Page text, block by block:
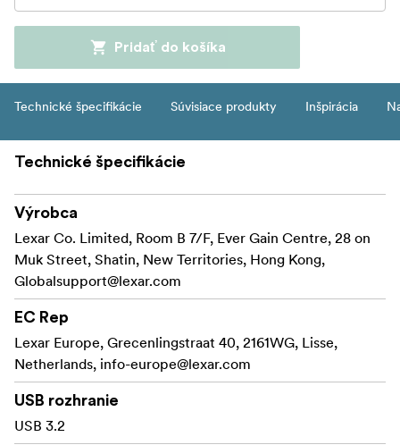
Pridať do košíka
Technické špecifikácie Súvisiace produkty Inšpirácia
Technické špecifikácie
Výrobca
Lexar Co. Limited, Room B 7/F, Ever Gain Centre, 28 on
Muk Street, Shatin, New Territories, Hong Kong,
Globalsupport@lexar.com
EC Rep
Lexar Europe, Grecenlingstraat 40, 2161WG, Lisse,
Netherlands, info-europe@lexar.com
USB rozhranie
USB 3.2